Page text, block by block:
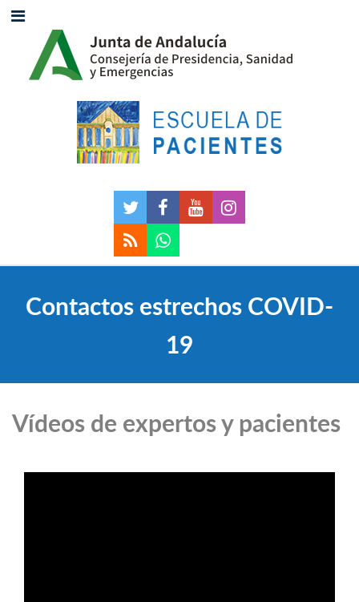
Contactos estrechos COVID-
19
Vídeos de expertos y pacientes